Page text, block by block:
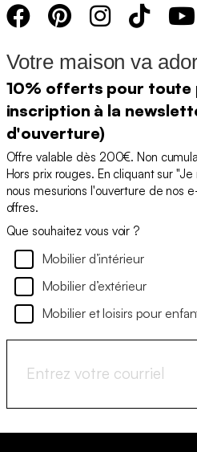
Votre maison va
10% offerts pour toute
inscription à la
d'ouverture)
Offre valable dès 200€. Non
Hors prix rouges. En cliquant sur
nous mesurions l'ouverture de nos
offres.
Que souhaitez vous voir ?
Mobilier d’intérieur
Mobilier d’extérieur
Mobilier et loisirs pour